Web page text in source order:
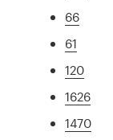
66
61
120
1626
1470